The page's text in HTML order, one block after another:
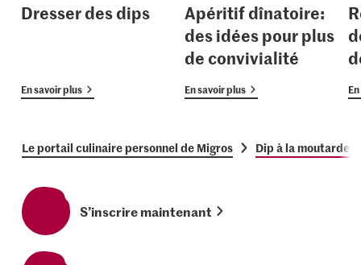
Dresser des dips
En savoir plus
Apéritif dînatoire:
des idées pour plus
de convivialité
En savoir plus
Le portail culinaire personnel de Migros Dip à la moutarde
S’inscrire maintenant